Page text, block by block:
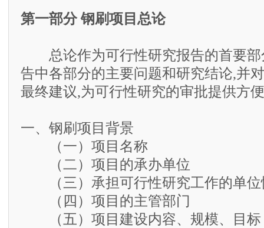
第一部分 钢刷项目总论
总论作为可行性研究报告的首要部
告中各部分的主要问题和研究结论,并
最终建议,为可行性研究的审批提供方
一、钢刷项目背景
（一）项目名称
（二）项目的承办单位
（三）承担可行性研究工作的单位
（四）项目的主管部门
（五）项目建设内容、规模、目标